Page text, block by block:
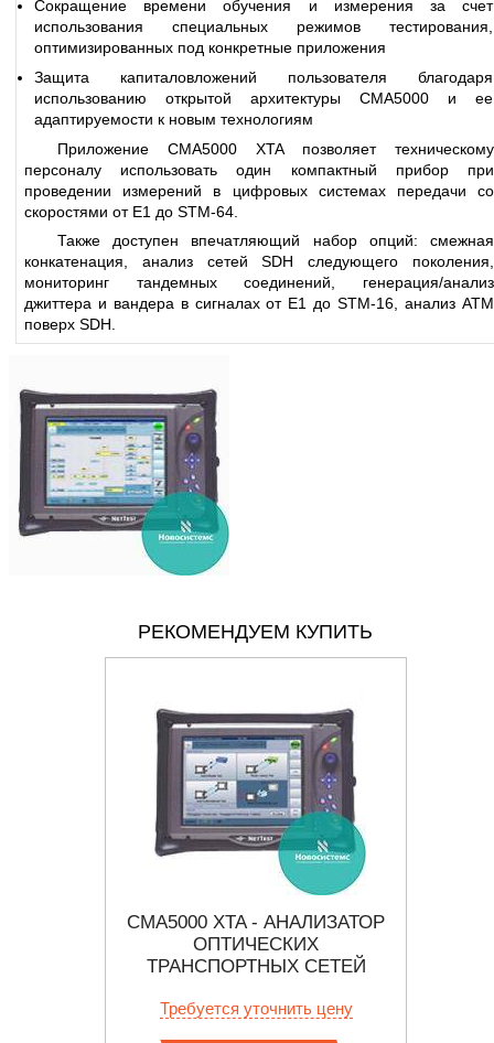
Сокращение времени обучения и измерения за счет
использования специальных режимов тестирования,
оптимизированных под конкретные приложения
Защита капиталовложений пользователя благодаря
использованию открытой архитектуры СМА5000 и ее
адаптируемости к новым технологиям
Приложение CMA5000 XTA позволяет техническому
персоналу использовать один компактный прибор при
проведении измерений в цифровых системах передачи со
скоростями от E1 до STM-64.
Также доступен впечатляющий набор опций: смежная
конкатенация, анализ сетей SDH следующего поколения,
мониторинг тандемных соединений, генерация/анализ
джиттера и вандера в сигналах от E1 до STM-16, анализ ATM
поверх SDH.
РЕКОМЕНДУЕМ КУПИТЬ
CMA5000 XTA - АНАЛИЗАТОР
ОПТИЧЕСКИХ
ТРАНСПОРТНЫХ СЕТЕЙ
Требуется уточнить цену